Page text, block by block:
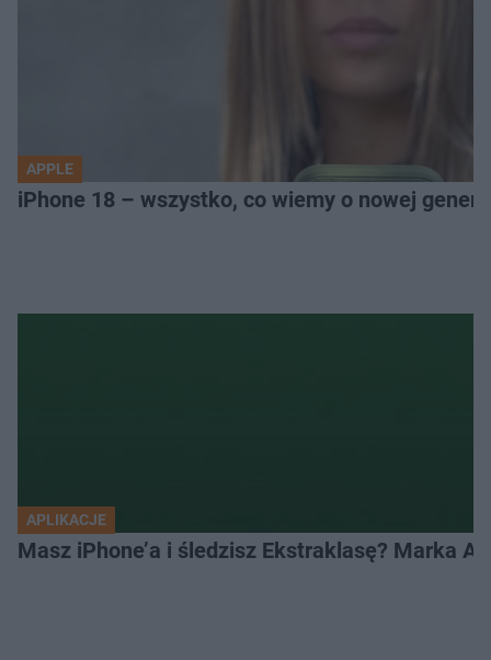
APPLE
iPhone 18 – wszystko, co wiemy o nowej
APLIKACJE
Masz iPhone’a i śledzisz Ekstraklasę? Marka